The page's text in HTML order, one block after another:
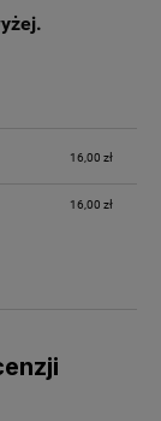
16,00 zł
16,00 zł